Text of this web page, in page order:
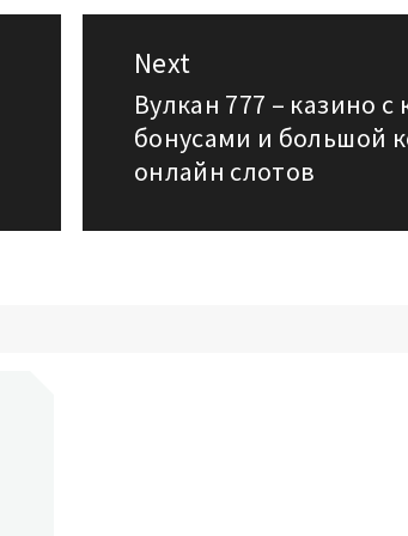
Next
Next
post:
Вулкан 777 – казино
бонусами и большой
онлайн слотов